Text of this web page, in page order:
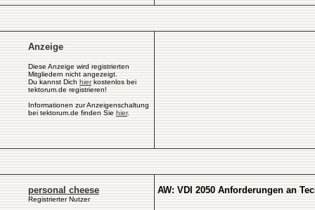
Anzeige
Diese Anzeige wird registrierten
Mitgliedern nicht angezeigt.
Du kannst Dich hierkostenlos bei
tektorum.de registrieren!
Informationen zur Anzeigenschaltung
bei tektorum.de finden Sie hier.
personal cheese
Registrierter Nutzer
AW: VDI 2050 Anforderungen an